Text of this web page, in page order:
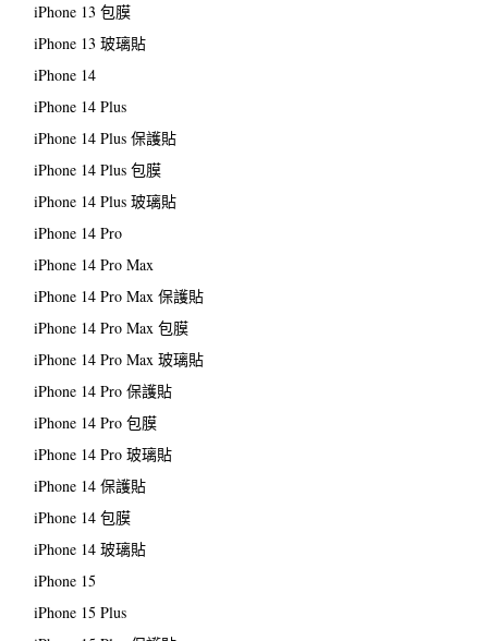
iPhone 13 包膜
iPhone 13 玻璃貼
iPhone 14
iPhone 14 Plus
iPhone 14 Plus 保護貼
iPhone 14 Plus 包膜
iPhone 14 Plus 玻璃貼
iPhone 14 Pro
iPhone 14 Pro Max
iPhone 14 Pro Max 保護貼
iPhone 14 Pro Max 包膜
iPhone 14 Pro Max 玻璃貼
iPhone 14 Pro 保護貼
iPhone 14 Pro 包膜
iPhone 14 Pro 玻璃貼
iPhone 14 保護貼
iPhone 14 包膜
iPhone 14 玻璃貼
iPhone 15
iPhone 15 Plus